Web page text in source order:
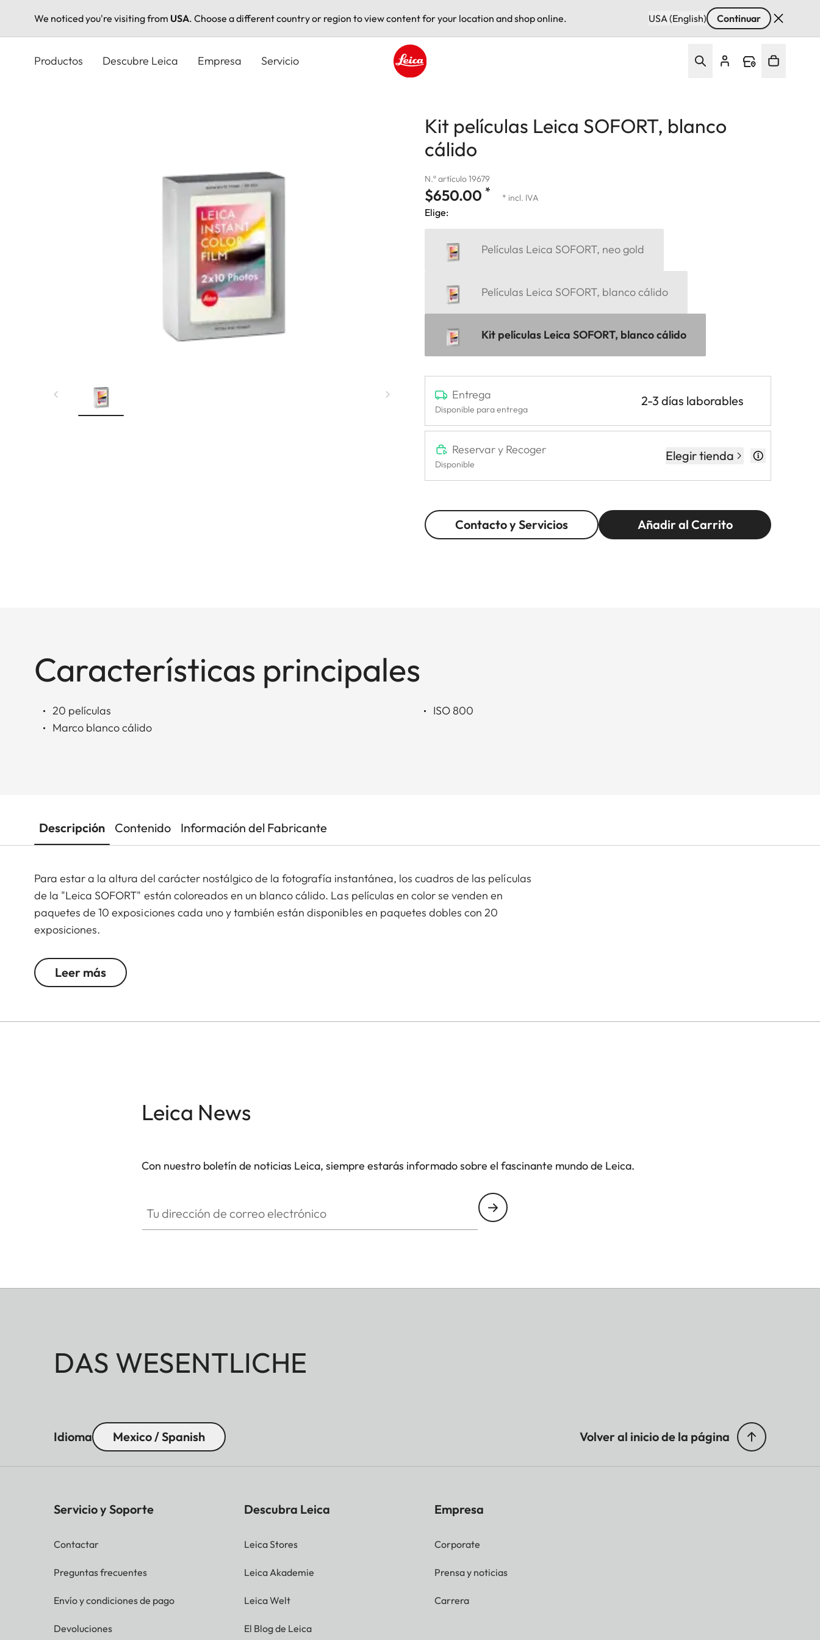
We noticed you're visiting from USA. Choose a different country or region to view content for your location and shop online. USA (English) Continuar
Productos Descubre Leica Empresa Servicio
Kit películas Leica SOFORT, blanco
cálido
N.º artículo 19679
$650.00 * * incl. IVA
Elige:
Películas Leica SOFORT, neo gold
Películas Leica SOFORT, blanco cálido
Kit películas Leica SOFORT, blanco cálido
Entrega
Disponible para entrega
2-3 días laborables
Reservar y Recoger
Disponible
Elegir tienda
Contacto y Servicios Añadir al Carrito
Características principales
20 películas
Marco blanco cálido
ISO 800
Descripción Contenido Información del Fabricante
Para estar a la altura del carácter nostálgico de la fotografía instantánea, los cuadros de las películas
de la "Leica SOFORT" están coloreados en un blanco cálido. Las películas en color se venden en
paquetes de 10 exposiciones cada uno y también están disponibles en paquetes dobles con 20
exposiciones.
Leer más
Leica News
Con nuestro boletín de noticias Leica, siempre estarás informado sobre el fascinante mundo de Leica.
DAS WESENTLICHE
Idioma Mexico / Spanish Volver al inicio de la página
Servicio y Soporte
Contactar
Preguntas frecuentes
Envío y condiciones de pago
Devoluciones
Descubra Leica
Leica Stores
Leica Akademie
Leica Welt
El Blog de Leica
Empresa
Corporate
Prensa y noticias
Carrera